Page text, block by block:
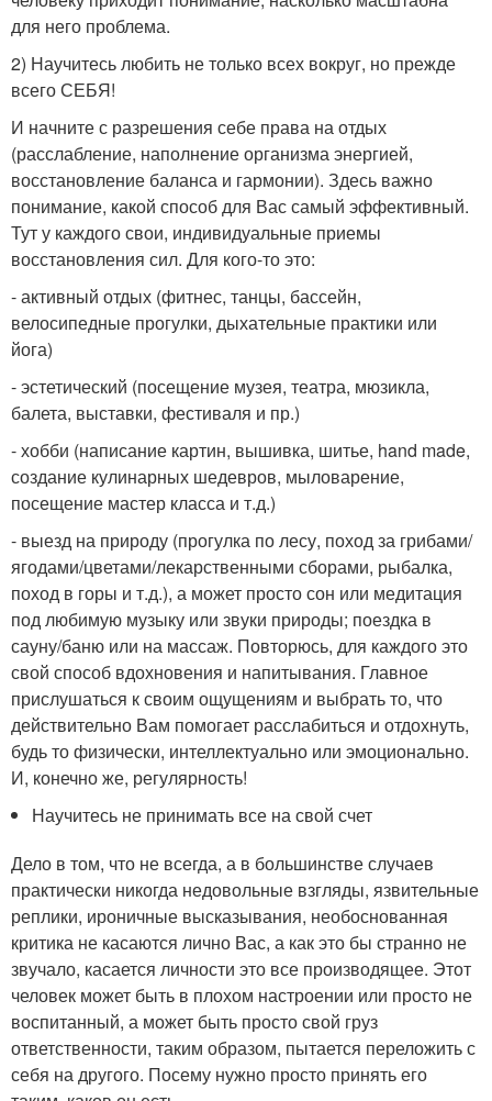
для него проблема.
2) Научитесь любить не только всех вокруг, но прежде
всего СЕБЯ!
И начните с разрешения себе права на отдых
(расслабление, наполнение организма энергией,
восстановление баланса и гармонии). Здесь важно
понимание, какой способ для Вас самый эффективный.
Тут у каждого свои, индивидуальные приемы
восстановления сил. Для кого-то это:
- активный отдых (фитнес, танцы, бассейн,
велосипедные прогулки, дыхательные практики или
йога)
- эстетический (посещение музея, театра, мюзикла,
балета, выставки, фестиваля и пр.)
- хобби (написание картин, вышивка, шитье, hand made,
создание кулинарных шедевров, мыловарение,
посещение мастер класса и т.д.)
- выезд на природу (прогулка по лесу, поход за грибами/
ягодами/цветами/лекарственными сборами, рыбалка,
поход в горы и т.д.), а может просто сон или медитация
под любимую музыку или звуки природы; поездка в
сауну/баню или на массаж. Повторюсь, для каждого это
свой способ вдохновения и напитывания. Главное
прислушаться к своим ощущениям и выбрать то, что
действительно Вам помогает расслабиться и отдохнуть,
будь то физически, интеллектуально или эмоционально.
И, конечно же, регулярность!
Научитесь не принимать все на свой счет
Дело в том, что не всегда, а в большинстве случаев
практически никогда недовольные взгляды, язвительные
реплики, ироничные высказывания, необоснованная
критика не касаются лично Вас, а как это бы странно не
звучало, касается личности это все производящее. Этот
человек может быть в плохом настроении или просто не
воспитанный, а может быть просто свой груз
ответственности, таким образом, пытается переложить с
себя на другого. Посему нужно просто принять его